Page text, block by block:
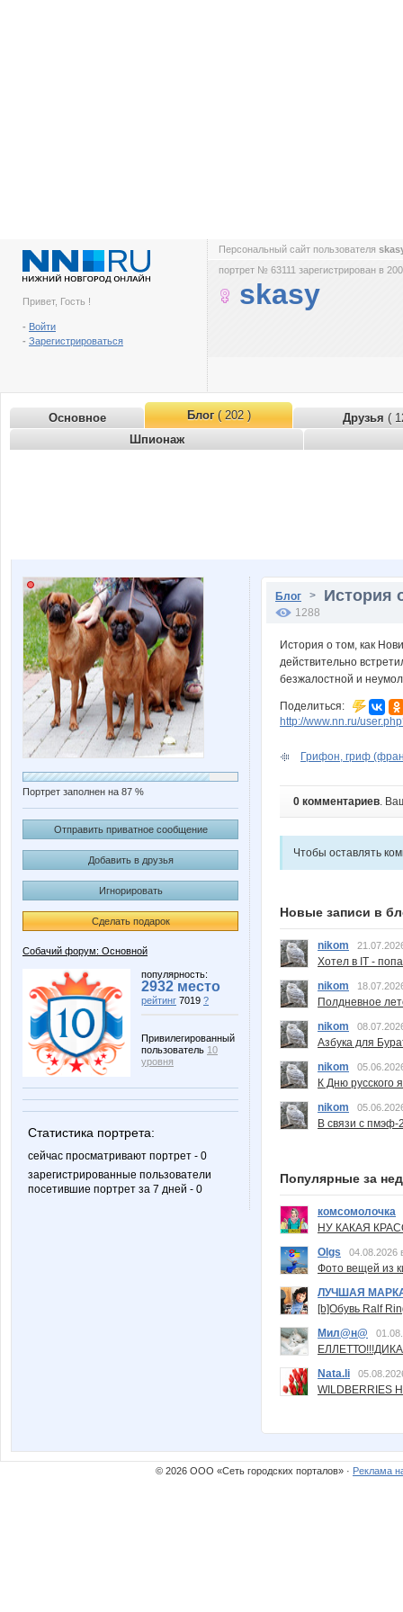
Привет, Гость !
- Войти
- Зарегистрироваться
Персональный сайт пользователя
портрет № 63111 зарегистрирован в
skasy
Основное Блог( 202 ) Друзья (
Шпионаж
Портрет заполнен на 87 %
Отправить приватное сообщение
Добавить в друзья
Игнорировать
Сделать подарок
Собачий форум: Основной
популярность:
2932 место
рейтинг 7019 ?
Привилегированный
пользователь 10
уровня
Статистика портрета:
сейчас просматривают портрет - 0
зарегистрированные пользователи
посетившие портрет за 7 дней - 0
Блог > История
1288
История о том, как
действительно
безжалостной и
Поделиться:
http://www.nn.ru/
Грифон, гриф
0 комментариев.
Чтобы оставлять
Новые записи в
nikom
Хотел в IT -
nikom
Полдневное
nikom
Азбука для
nikom
К Дню русского
nikom
В связи с пмэф-
Популярные за
комсомолочка
НУ КАКАЯ
Olgs
04.08.2026
Фото вещей из
ЛУЧШАЯ
[b]Обувь Ralf
Мил@н@
Nata.li
© 2026 ООО «Сеть городских порталов» · Реклама